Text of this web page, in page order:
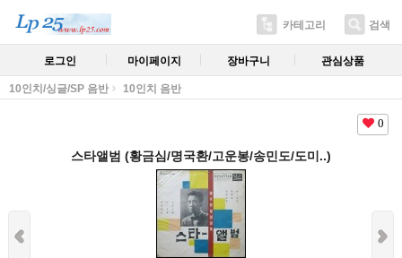
카테고리 검색
로그인 마이페이지 장바구니 관심상품
10인치/싱글/SP 음반 10인치 음반
0
스타앨범 (황금심/명국환/고운봉/송민도/도미..)